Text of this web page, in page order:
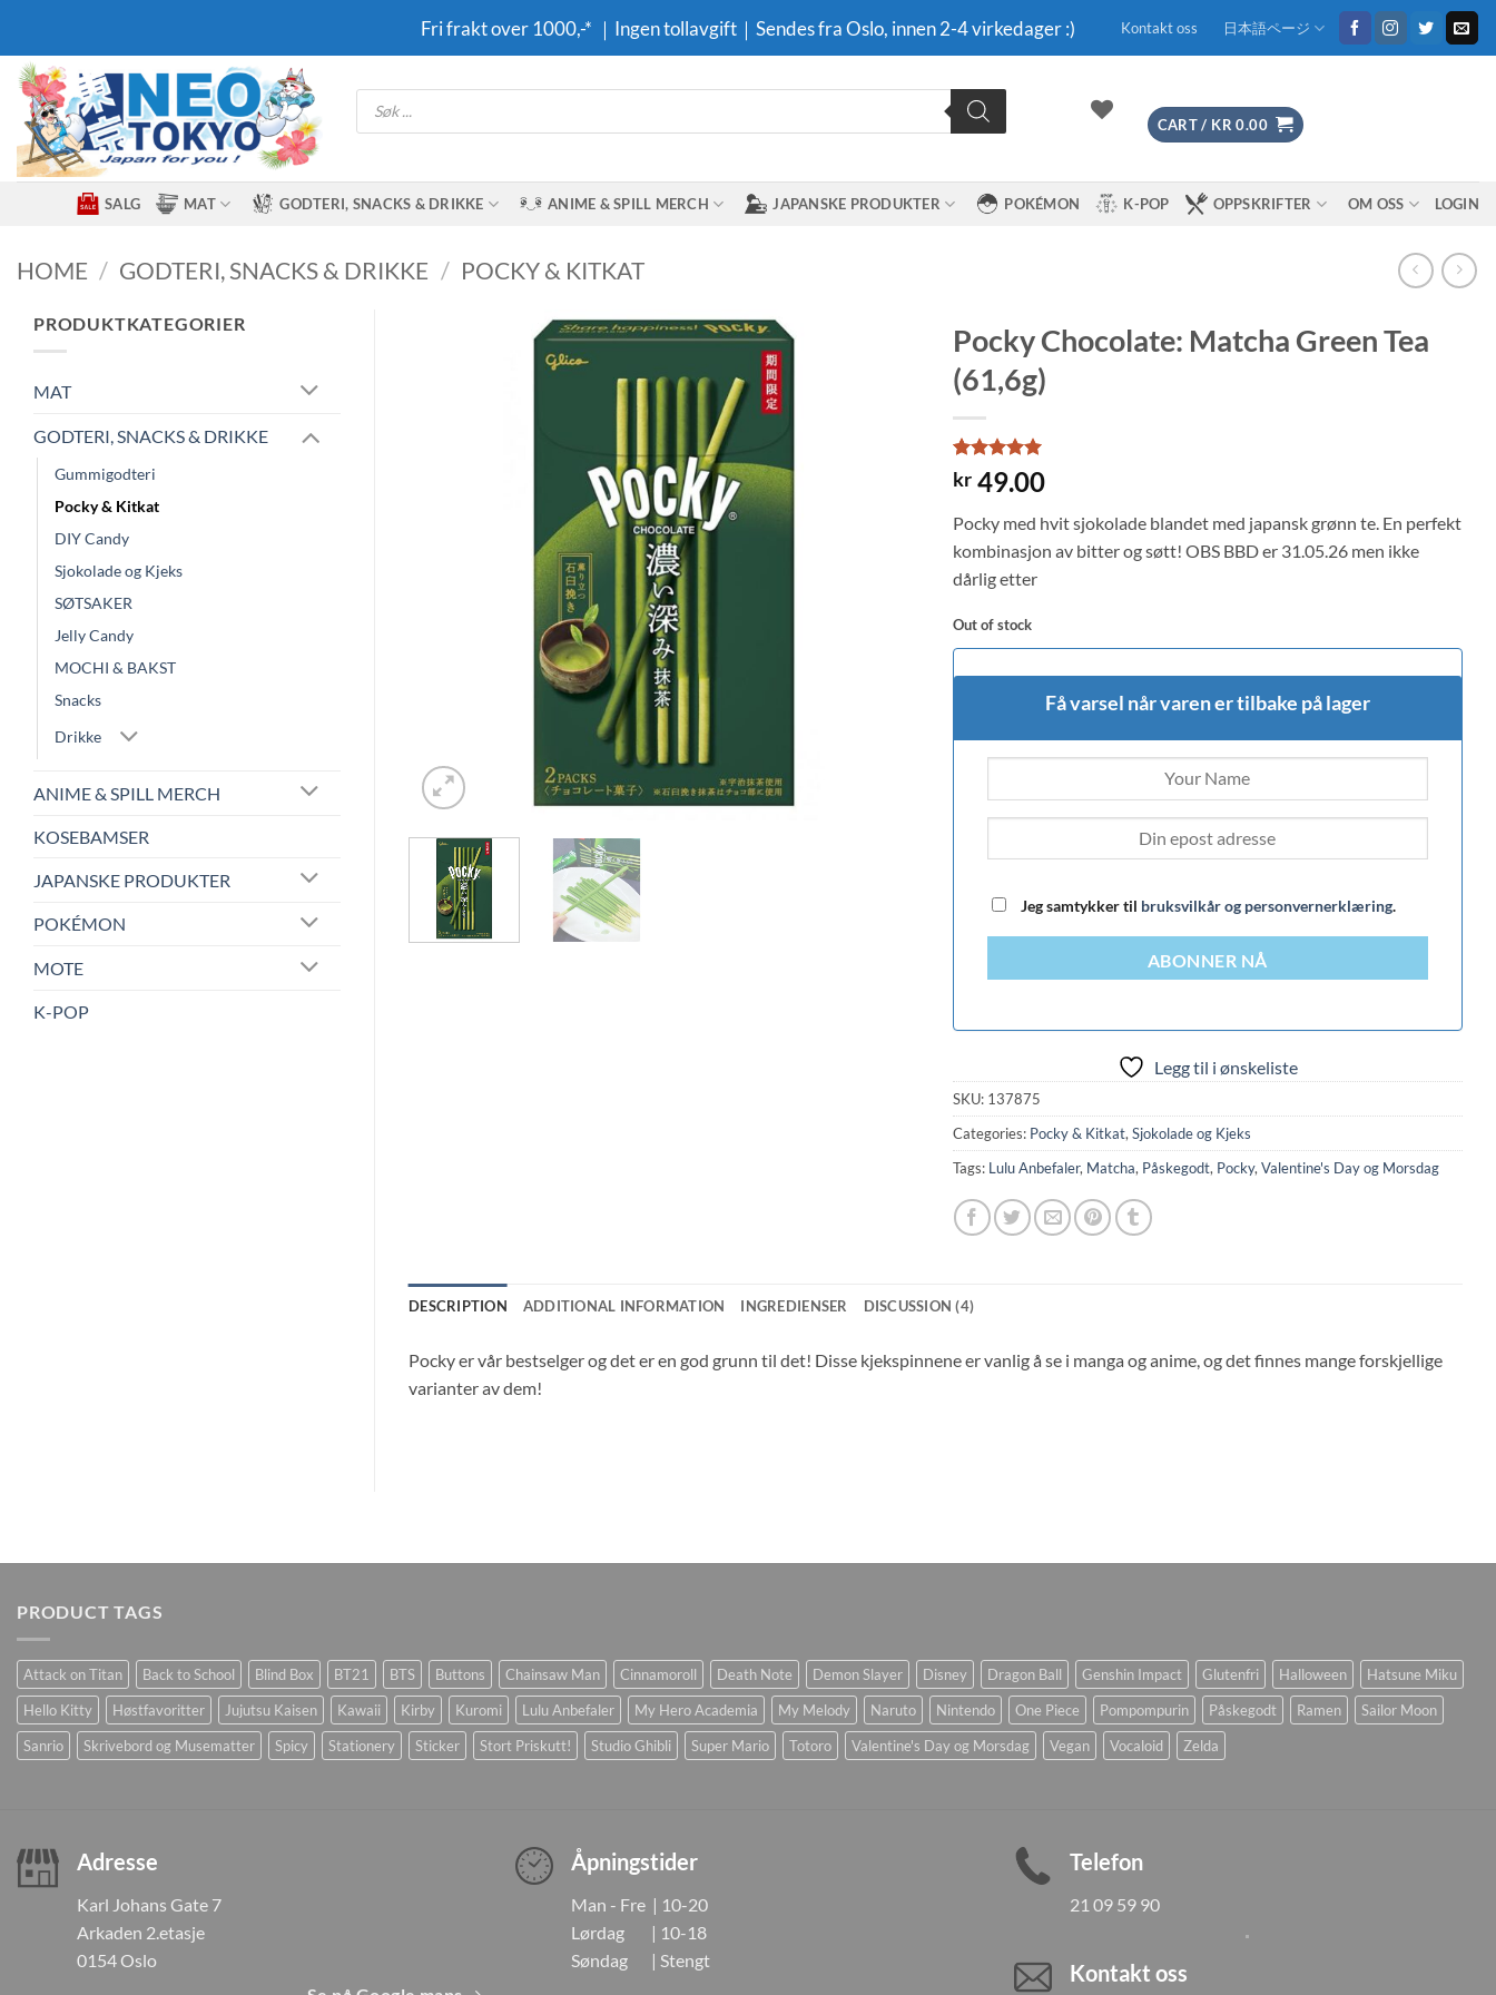
content
Fri frakt over 1000,-* ｜Ingen tollavgift｜Sendes fra Oslo, innen 2-4 virkedager :) Kontakt oss 日本語ページ
Products
search
CART / KR 0.00
SALG MAT GODTERI, SNACKS & DRIKKE ANIME & SPILL MERCH JAPANSKE PRODUKTER POKÉMON K-POP OPPSKRIFTER OM OSS LOGIN
HOME / GODTERI, SNACKS & DRIKKE / POCKY & KITKAT
PRODUKTKATEGORIER
MAT
GODTERI, SNACKS & DRIKKE
Gummigodteri
Pocky & Kitkat
DIY Candy
Sjokolade og Kjeks
SØTSAKER
Jelly Candy
MOCHI & BAKST
Snacks
Drikke
ANIME & SPILL MERCH
KOSEBAMSER
JAPANSKE PRODUKTER
POKÉMON
MOTE
K-POP
Pocky Chocolate: Matcha Green Tea
(61,6g)
Rated5
out of 5
4
customer
ratings
kr49.00
Pocky med hvit sjokolade blandet med japansk grønn te. En perfekt
kombinasjon av bitter og søtt! OBS BBD er 31.05.26 men ikke
dårlig etter
Out of stock
Få varsel når varen er tilbake på lager
Jeg samtykker til bruksvilkår og personvernerklæring.
ABONNER NÅ
Legg til i ønskeliste
SKU: 137875
Categories: Pocky & Kitkat,Sjokolade og Kjeks
Tags: Lulu Anbefaler, Matcha, Påskegodt, Pocky,Valentine's Day og Morsdag
DESCRIPTION ADDITIONAL INFORMATION INGREDIENSER DISCUSSION (4)
Pocky er vår bestselger og det er en god grunn til det! Disse kjekspinnene er vanlig å se i manga og anime, og det finnes mange forskjellige
varianter av dem!
PRODUCT TAGS
Attack on Titan Back to School Blind Box BT21 BTS Buttons Chainsaw Man Cinnamoroll Death Note Demon Slayer Disney Dragon Ball Genshin Impact Glutenfri Halloween
Hatsune Miku
Hello Kitty
Høstfavoritter Jujutsu Kaisen Kawaii Kirby Kuromi Lulu Anbefaler My Hero Academia My Melody Naruto Nintendo One Piece Pompompurin Påskegodt Ramen
Sailor Moon
Sanrio
Skrivebord og Musematter Spicy Stationery Sticker Stort Priskutt! Studio Ghibli Super Mario Totoro Valentine's Day og Morsdag Vegan Vocaloid Zelda
Adresse
Karl Johans Gate 7
Arkaden 2.etasje
0154 Oslo
Åpningstider
Man - Fre | 10-20
Lørdag | 10-18
Søndag | Stengt
Telefon
21 09 59 90
Kontakt oss